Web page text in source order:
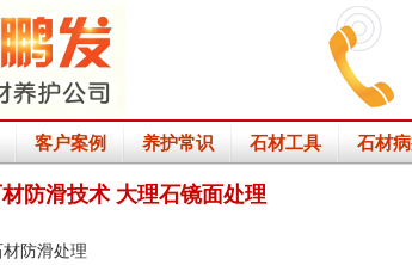
客户案例 养护常识 石材工具 石材
防滑技术 大理石镜面处理
材防滑处理